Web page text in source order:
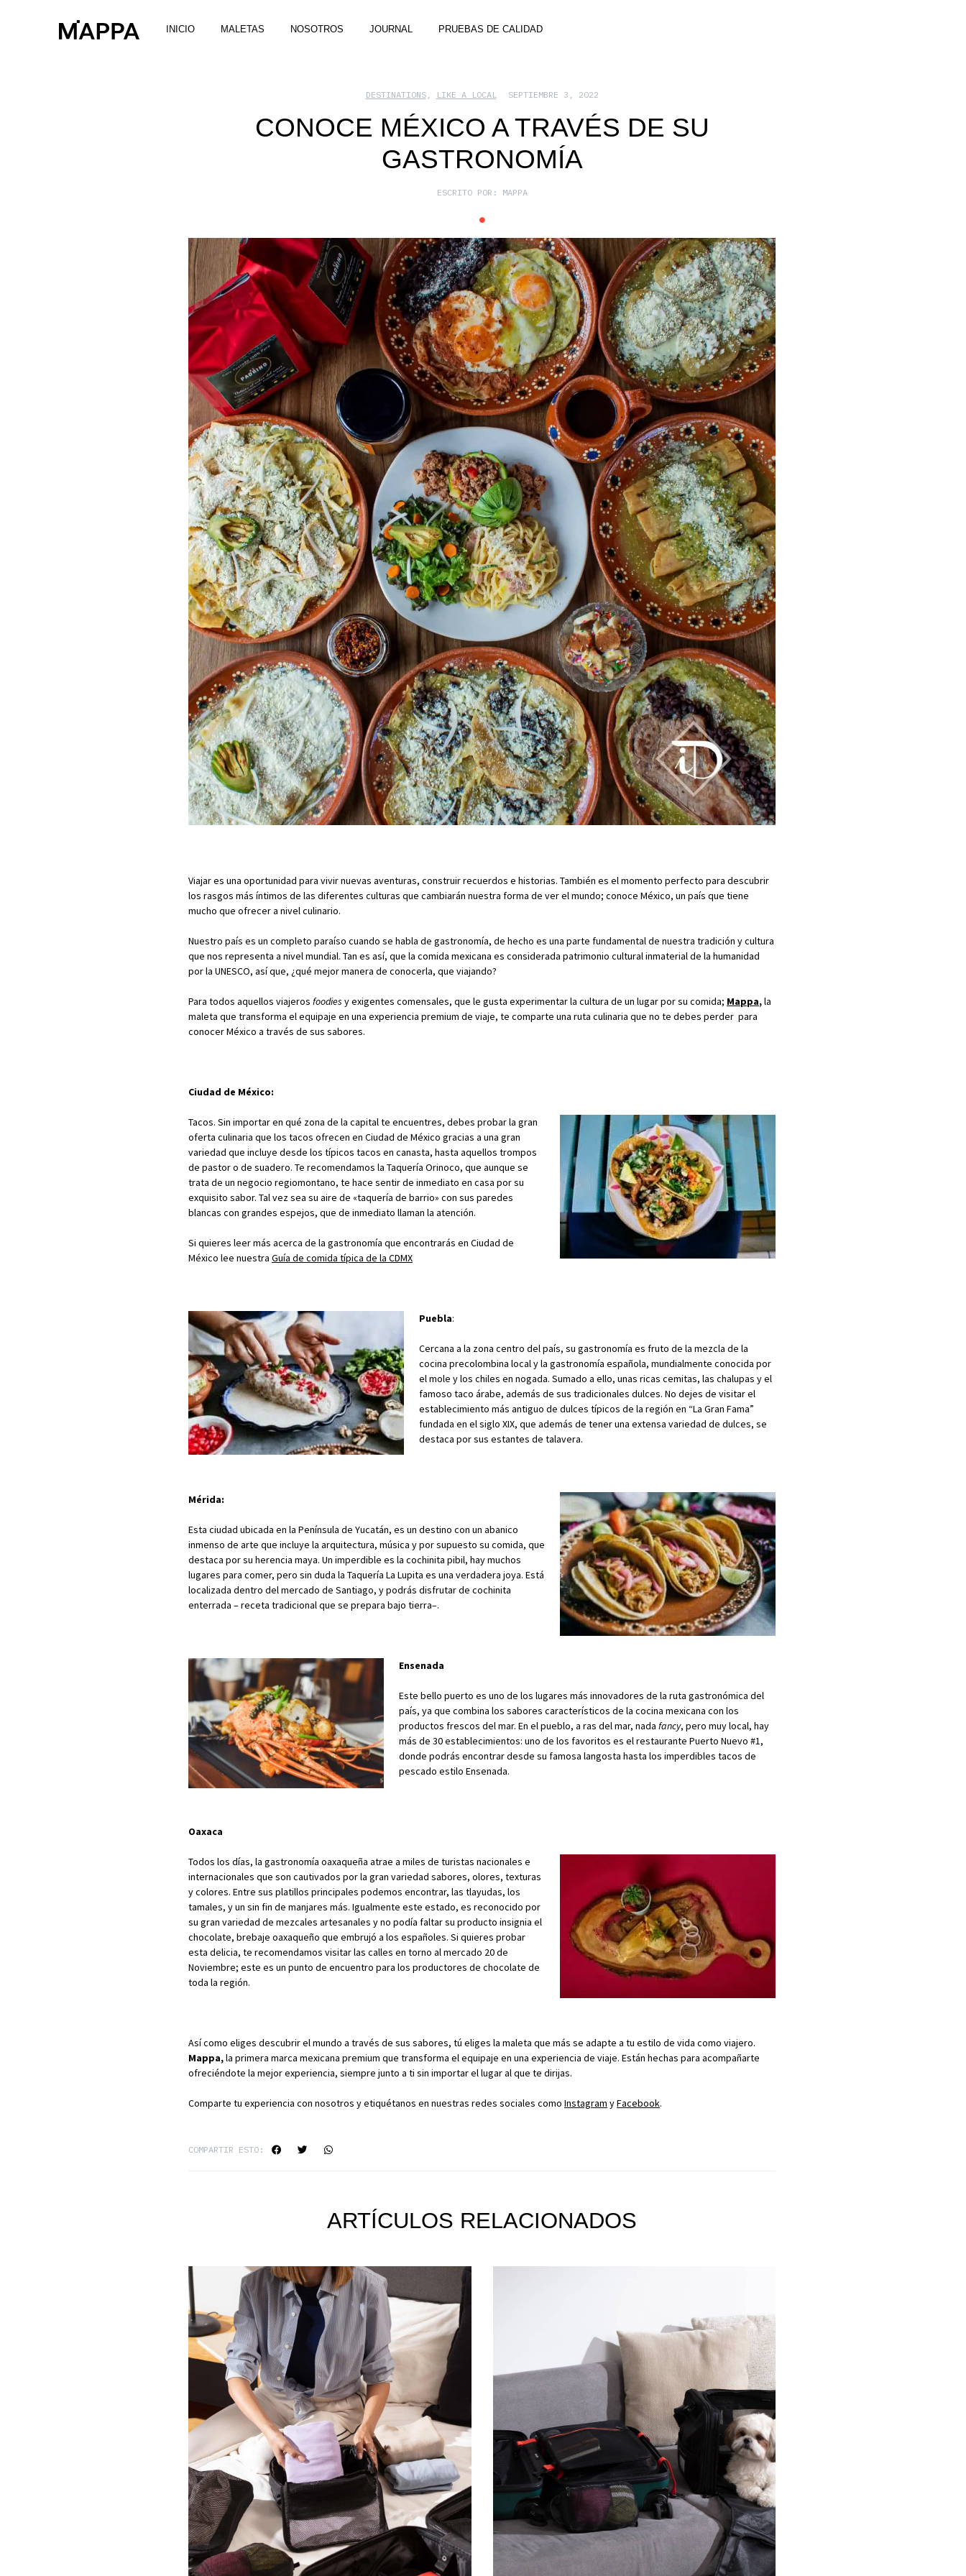
INICIO MALETAS NOSOTROS JOURNAL PRUEBAS DE CALIDAD
DESTINATIONS, LIKE A LOCAL SEPTIEMBRE 3, 2022
CONOCE MÉXICO A TRAVÉS DE SU
GASTRONOMÍA
ESCRITO POR: MAPPA
Viajar es una oportunidad para vivir nuevas aventuras, construir recuerdos e historias. También es el momento perfecto para descubrir
los rasgos más íntimos de las diferentes culturas que cambiarán nuestra forma de ver el mundo; conoce México, un país que tiene
mucho que ofrecer a nivel culinario.
Nuestro país es un completo paraíso cuando se habla de gastronomía, de hecho es una parte fundamental de nuestra tradición y cultura
que nos representa a nivel mundial. Tan es así, que la comida mexicana es considerada patrimonio cultural inmaterial de la humanidad
por la UNESCO, así que, ¿qué mejor manera de conocerla, que viajando?
Para todos aquellos viajeros foodies y exigentes comensales, que le gusta experimentar la cultura de un lugar por su comida; Mappa,la
maleta que transforma el equipaje en una experiencia premium de viaje, te comparte una ruta culinaria que no te debes perder para
conocer México a través de sus sabores.
Ciudad de México:
Tacos. Sin importar en qué zona de la capital te encuentres, debes probar la gran
oferta culinaria que los tacos ofrecen en Ciudad de México gracias a una gran
variedad que incluye desde los típicos tacos en canasta, hasta aquellos trompos
de pastor o de suadero. Te recomendamos la Taquería Orinoco, que aunque se
trata de un negocio regiomontano, te hace sentir de inmediato en casa por su
exquisito sabor. Tal vez sea su aire de «taquería de barrio» con sus paredes
blancas con grandes espejos, que de inmediato llaman la atención.
Si quieres leer más acerca de la gastronomía que encontrarás en Ciudad de
México lee nuestra Guía de comida típica de la CDMX
Puebla:
Cercana a la zona centro del país, su gastronomía es fruto de la mezcla de la
cocina precolombina local y la gastronomía española, mundialmente conocida por
el mole y los chiles en nogada. Sumado a ello, unas ricas cemitas, las chalupas y el
famoso taco árabe, además de sus tradicionales dulces. No dejes de visitar el
establecimiento más antiguo de dulces típicos de la región en “La Gran Fama”
fundada en el siglo XIX, que además de tener una extensa variedad de dulces, se
destaca por sus estantes de talavera.
Mérida:
Esta ciudad ubicada en la Península de Yucatán, es un destino con un abanico
inmenso de arte que incluye la arquitectura, música y por supuesto su comida, que
destaca por su herencia maya. Un imperdible es la cochinita pibil, hay muchos
lugares para comer, pero sin duda la Taquería La Lupita es una verdadera joya. Está
localizada dentro del mercado de Santiago, y podrás disfrutar de cochinita
enterrada – receta tradicional que se prepara bajo tierra–.
Ensenada
Este bello puerto es uno de los lugares más innovadores de la ruta gastronómica del
país, ya que combina los sabores característicos de la cocina mexicana con los
productos frescos del mar. En el pueblo, a ras del mar, nada fancy, pero muy local, hay
más de 30 establecimientos: uno de los favoritos es el restaurante Puerto Nuevo #1,
donde podrás encontrar desde su famosa langosta hasta los imperdibles tacos de
pescado estilo Ensenada.
Oaxaca
Todos los días, la gastronomía oaxaqueña atrae a miles de turistas nacionales e
internacionales que son cautivados por la gran variedad sabores, olores, texturas
y colores. Entre sus platillos principales podemos encontrar, las tlayudas, los
tamales, y un sin fin de manjares más. Igualmente este estado, es reconocido por
su gran variedad de mezcales artesanales y no podía faltar su producto insignia el
chocolate, brebaje oaxaqueño que embrujó a los españoles. Si quieres probar
esta delicia, te recomendamos visitar las calles en torno al mercado 20 de
Noviembre; este es un punto de encuentro para los productores de chocolate de
toda la región.
Así como eliges descubrir el mundo a través de sus sabores, tú eliges la maleta que más se adapte a tu estilo de vida como viajero.
Mappa,la primera marca mexicana premium que transforma el equipaje en una experiencia de viaje. Están hechas para acompañarte
ofreciéndote la mejor experiencia, siempre junto a ti sin importar el lugar al que te dirijas.
Comparte tu experiencia con nosotros y etiquétanos en nuestras redes sociales como Instagram yFacebook.
COMPARTIR ESTO:
ARTÍCULOS RELACIONADOS